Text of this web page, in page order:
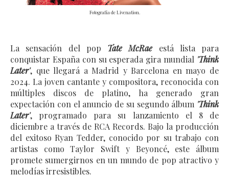
Fotografía de Livenation.
La sensación del pop Tate McRae está lista para
conquistar España con su esperada gira mundial 'Think
Later', que llegará a Madrid y Barcelona en mayo de
2024. La joven cantante y compositora, reconocida con
múltiples discos de platino, ha generado gran
expectación con el anuncio de su segundo álbum 'Think
Later', programado para su lanzamiento el 8 de
diciembre a través de RCA Records. Bajo la producción
del exitoso Ryan Tedder, conocido por su trabajo con
artistas como Taylor Swift y Beyoncé, este álbum
promete sumergirnos en un mundo de pop atractivo y
melodías irresistibles.